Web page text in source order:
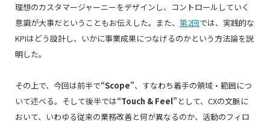
理想のカスタマージャーニーをデザインし、コントロールしていく
意識が大事だということもお伝えした。また、 第2回では、実践的な
KPIはどう設計し、いかに事業成果につなげるのかという方法論を説
明した。
その上で、今回は前半で“Scope”、すなわち着手の領域・範囲につ
いて述べる。そして後半では“Touch & Feel” として、CXの文脈に
おいて、いわゆる従来の業務改善と何が異なるのか、活動のフィロ